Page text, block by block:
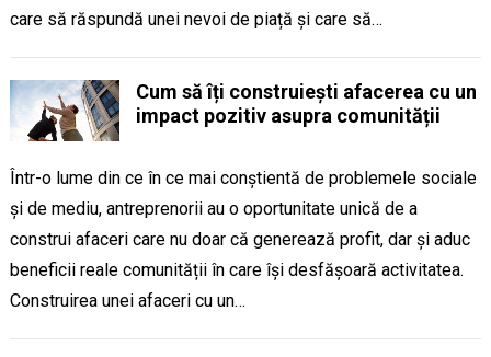
care să răspundă unei nevoi de piață și care să…
Cum să îți construiești afacerea cu un
impact pozitiv asupra comunității
Într-o lume din ce în ce mai conștientă de problemele sociale
și de mediu, antreprenorii au o oportunitate unică de a
construi afaceri care nu doar că generează profit, dar și aduc
beneficii reale comunității în care își desfășoară activitatea.
Construirea unei afaceri cu un…